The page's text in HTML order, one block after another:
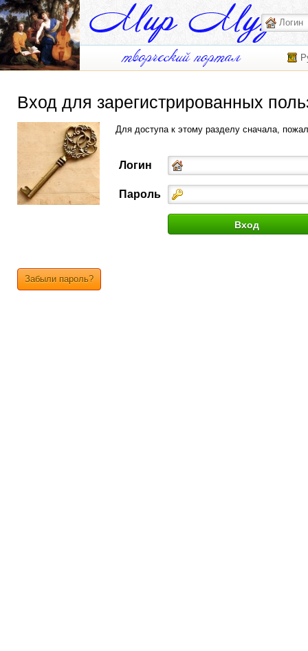
Вход для зарегистрированных
Для доступа к этому разделу сначала,
Логин
Пароль
Забыли пароль?